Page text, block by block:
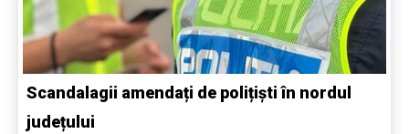
Scandalagii amendați de polițiști în nordul
județului